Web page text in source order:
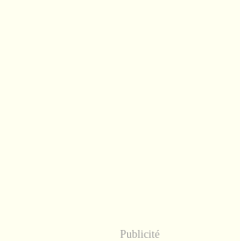
Publicité